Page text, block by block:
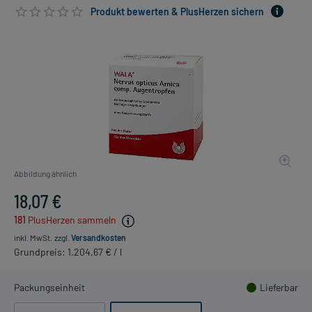
Produkt bewerten & PlusHerzen sichern
Abbildung ähnlich
18,07 €
181 PlusHerzen sammeln
inkl. MwSt. zzgl. Versandkosten
Grundpreis: 1.204,67 € / l
Packungseinheit Lieferbar